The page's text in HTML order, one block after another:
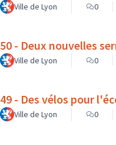
Ville de Lyon 0
50 - Deux nouvelles
Ville de Lyon 0
49 - Des vélos pour
Ville de Lyon 0